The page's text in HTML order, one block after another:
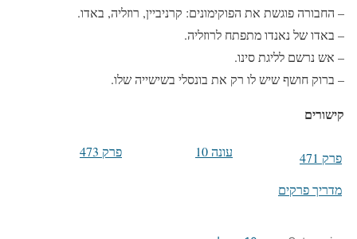
– החבורה פוגשת את הפוקימונים: קרניביין, רוזליה, באדו.
– באדו של נאנדו מתפתח לרוזליה.
– אש נרשם לליגת סינו.
– ברוק חושף שיש לו רק את בונסלי בשישייה שלו.
קישורים
פרק 471 עונה 10 פרק 473
מדריך פרקים